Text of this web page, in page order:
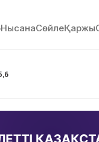
НысанаСөйлeҚаржы